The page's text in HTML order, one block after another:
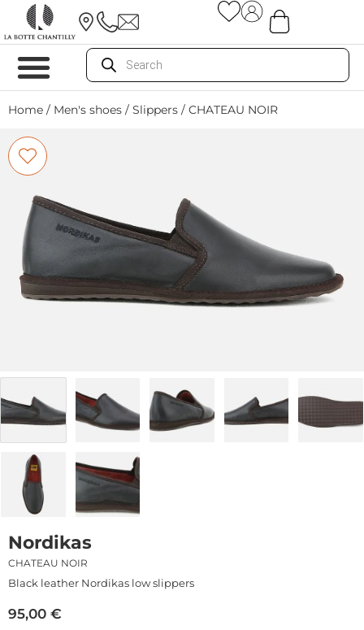
Home / Men's shoes / Slippers / CHATEAU NOIR
Nordikas
CHATEAU NOIR
Black leather Nordikas low slippers
95,00 €